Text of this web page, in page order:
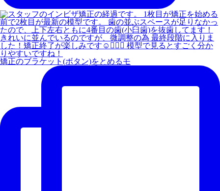
矯正のブラケット(ボタン)をとめるモ